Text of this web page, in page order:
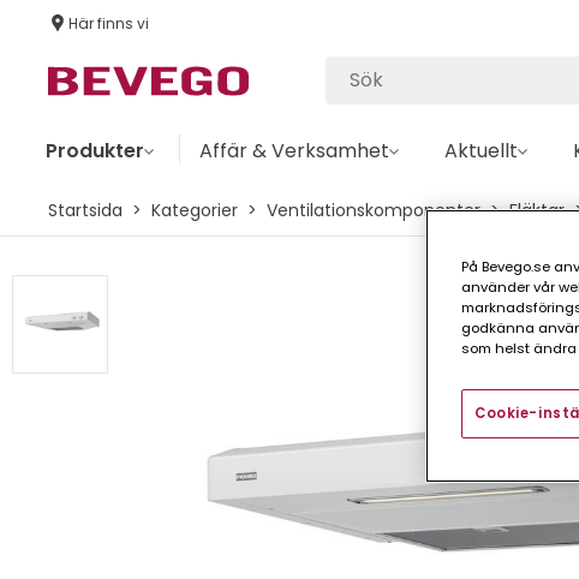
Här finns vi
Produkter Affär & Verksamhet Aktuellt
Startsida Kategorier Ventilationskomponenter Fläktar
På Bevego.se
använder vår
godkänna
som helst ändra
Cookie-